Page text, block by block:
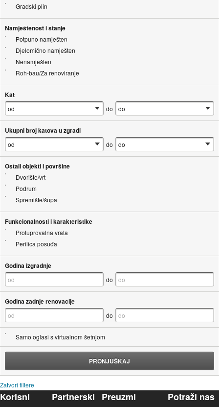
Gradski plin
Namještenost i stanje
Potpuno namješten
Djelomično namješten
Nenamješten
Roh-bau/Za renoviranje
Kat
do
Ukupni broj katova u zgradi
do
Ostali objekti i površine
Dvorište/vrt
Podrum
Spremište/šupa
Funkcionalnosti i karakteristike
Protuprovalna vrata
Perilica posuđa
Godina izgradnje
do
Godina zadnje renovacije
do
Samo oglasi s virtualnom šetnjom
PRONJUŠKAJ
Zatvori filtere
Korisni
Partnerski
Preuzmi
Potraži nas